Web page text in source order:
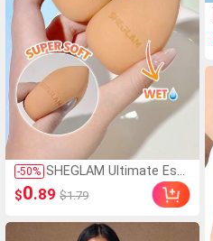
-50% SHEGLAM Ultimate Esp
onja De Belleza Universa
l Marca De Belleza Cos
Mujeres Y NiñAs
$0.89 $1.79